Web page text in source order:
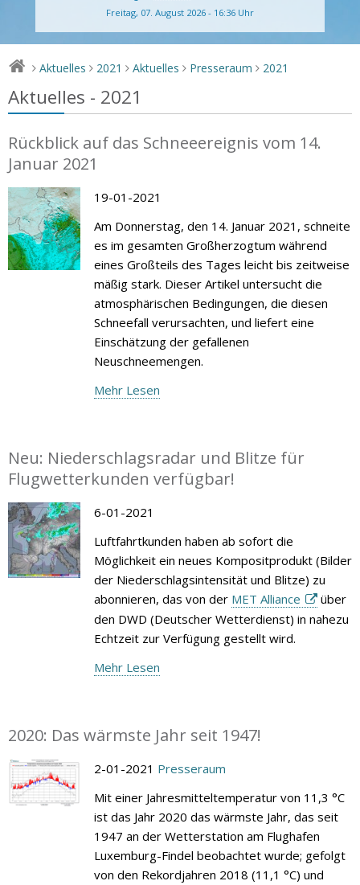
Freitag, 07. August 2026 - 16:36 Uhr
> Aktuelles > 2021 > Aktuelles > Presseraum > 2021
Aktuelles - 2021
Rückblick auf das Schneeereignis vom 14.
Januar 2021
19-01-2021
Am Donnerstag, den 14. Januar 2021, schneite
es im gesamten Großherzogtum während
eines Großteils des Tages leicht bis zeitweise
mäßig stark. Dieser Artikel untersucht die
atmosphärischen Bedingungen, die diesen
Schneefall verursachten, und liefert eine
Einschätzung der gefallenen
Neuschneemengen.
Mehr Lesen
Neu: Niederschlagsradar und Blitze für
Flugwetterkunden verfügbar!
6-01-2021
Luftfahrtkunden haben ab sofort die
Möglichkeit ein neues Kompositprodukt (Bilder
der Niederschlagsintensität und Blitze) zu
abonnieren, das von der MET Alliance
über
den DWD (Deutscher Wetterdienst) in nahezu
Echtzeit zur Verfügung gestellt wird.
Mehr Lesen
2020: Das wärmste Jahr seit 1947!
2-01-2021 Presseraum
Mit einer Jahresmitteltemperatur von 11,3 °C
ist das Jahr 2020 das wärmste Jahr, das seit
1947 an der Wetterstation am Flughafen
Luxemburg-Findel beobachtet wurde; gefolgt
von den Rekordjahren 2018 (11,1 °C) und